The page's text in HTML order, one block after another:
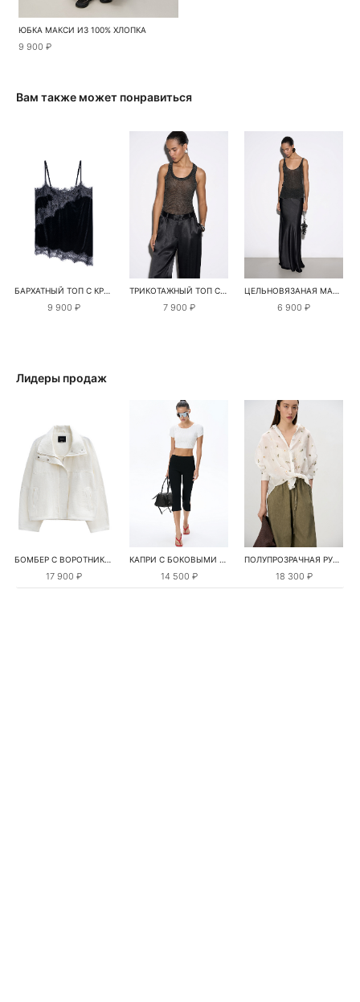
ЮБКА МАКСИ ИЗ 100% ХЛОПКА
9 900 ₽
Вам также может понравиться
БАРХАТНЫЙ ТОП С КРУЖЕВОМ
9 900 ₽
ТРИКОТАЖНЫЙ ТОП С ЛЮРЕКСОМ
7 900 ₽
ЦЕЛЬНОВЯЗАНАЯ МАЙКА С ЛЮРЕКСОМ
6 900 ₽
Лидеры продаж
БОМБЕР С ВОРОТНИКОМ-СТОЙКОЙ
17 900 ₽
КАПРИ С БОКОВЫМИ РАЗРЕЗАМИ
14 500 ₽
ПОЛУПРОЗРАЧНАЯ РУБАШКА С РОМАШКАМИ
18 300 ₽